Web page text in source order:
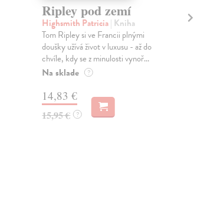
Ripley pod zemí
Highsmith Patricia| Kniha
Tom Ripley si ve Francii plnými
doušky užívá život v luxusu - až do
chvíle, kdy se z minulosti vynoř...
Na sklade ?
14,83 €
15,95 € ?